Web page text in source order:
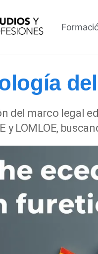
del marco legal
y LOMLOE,